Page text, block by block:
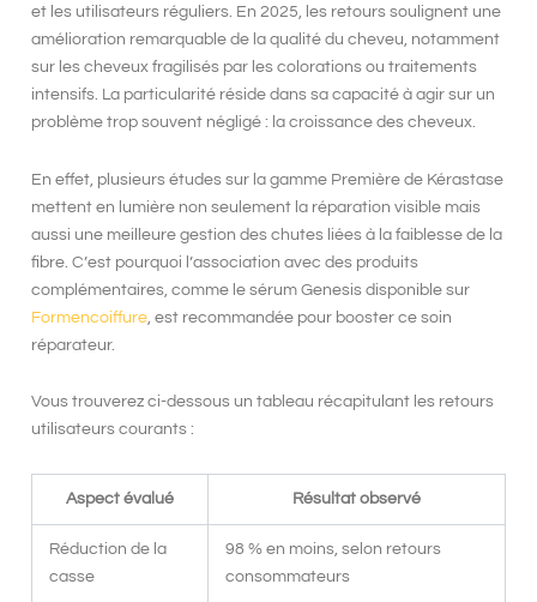
et les utilisateurs réguliers. En 2025, les retours soulignent une
amélioration remarquable de la qualité du cheveu, notamment
sur les cheveux fragilisés par les colorations ou traitements
intensifs. La particularité réside dans sa capacité à agir sur un
problème trop souvent négligé : la croissance des cheveux.
En effet, plusieurs études sur la gamme Première de Kérastase
mettent en lumière non seulement la réparation visible mais
aussi une meilleure gestion des chutes liées à la faiblesse de la
fibre. C’est pourquoi l’association avec des produits
complémentaires, comme le sérum Genesis disponible sur
Formencoiffure , est recommandée pour booster ce soin
réparateur.
Vous trouverez ci-dessous un tableau récapitulant les retours
utilisateurs courants :
Aspect évalué Résultat observé
Réduction de la
casse
98 % en moins, selon retours
consommateurs